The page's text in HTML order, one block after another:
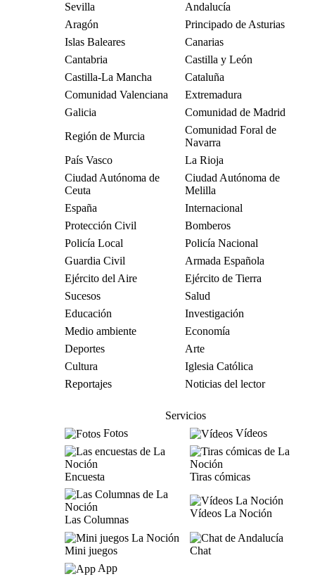
Sevilla
Andalucía
Aragón
Principado de Asturias
Islas Baleares
Canarias
Cantabria
Castilla y León
Castilla-La Mancha
Cataluña
Comunidad Valenciana
Extremadura
Galicia
Comunidad de Madrid
Región de Murcia
Comunidad Foral de
Navarra
País Vasco
La Rioja
Ciudad Autónoma de
Ceuta
Ciudad Autónoma de
Melilla
España
Internacional
Protección Civil
Bomberos
Policía Local
Policía Nacional
Guardia Civil
Armada Española
Ejército del Aire
Ejército de Tierra
Sucesos
Salud
Educación
Investigación
Medio ambiente
Economía
Deportes
Arte
Cultura
Iglesia Católica
Reportajes
Noticias del lector
Servicios
Fotos
Vídeos
Encuesta Tiras cómicas
Las Columnas
Vídeos La Noción
Mini juegos
Chat
App